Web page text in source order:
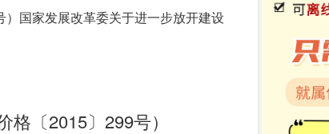
国家发展改革委关于进一步放开建设
〔2015〕299号）